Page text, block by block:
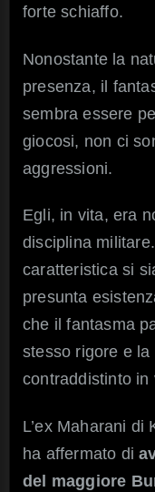
forte schiaffo.
Nonostante la
presenza, il
sembra essere
giocosi, non ci
aggressioni.
Egli, in vita, era
disciplina
caratteristica si
presunta
che il fantasma
stesso rigore e
contraddistinto in
L’ex Maharani di
ha affermato di
del maggiore